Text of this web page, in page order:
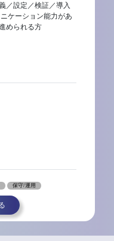
／設定／検証／導入
ケーション能力があ
められる方
保守/運用